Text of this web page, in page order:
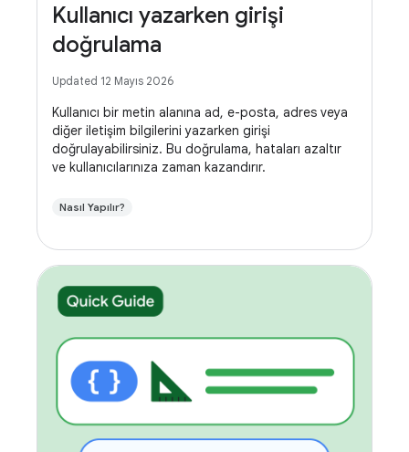
Kullanıcı yazarken girişi
doğrulama
Updated 12 Mayıs 2026
Kullanıcı bir metin alanına ad, e-posta, adres veya
diğer iletişim bilgilerini yazarken girişi
doğrulayabilirsiniz. Bu doğrulama, hataları azaltır
ve kullanıcılarınıza zaman kazandırır.
Nasıl Yapılır?